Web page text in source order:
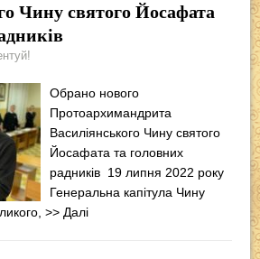
Чину святого Йосафата
Обрано нового
Протоархимандрита
Василіянського Чину святого
Йосафата та головних
радників 19 липня 2022 року
Генеральна капітула Чину
>> Далі